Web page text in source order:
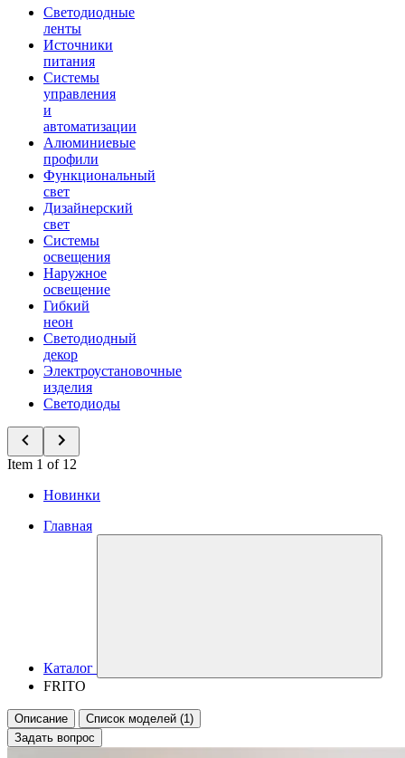
Светодиодные
ленты
Источники
питания
Системы
управления
и
автоматизации
Алюминиевые
профили
Функциональный
свет
Дизайнерский
свет
Системы
освещения
Наружное
освещение
Гибкий
неон
Светодиодный
декор
Электроустановочные
изделия
Светодиоды
Item 1 of 12
Новинки
Главная
Каталог
FRITO
Описание
Список моделей (1)
Задать вопрос